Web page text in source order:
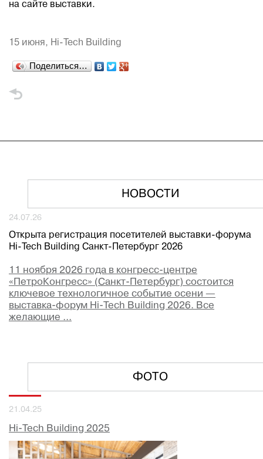
на сайте выставки.
15 июня, Hi-Tech Building
Поделиться…
НОВОСТИ
24.07.26
Открыта регистрация посетителей выставки-форума
Hi-Tech Building Санкт-Петербург 2026
11 ноября 2026 года в конгресс-центре
«ПетроКонгресс» (Санкт-Петербург) состоится
ключевое технологичное событие осени —
выставка-форум Hi-Tech Building 2026. Все
желающие ...
ФОТО
21.04.25
Hi-Tech Building 2025